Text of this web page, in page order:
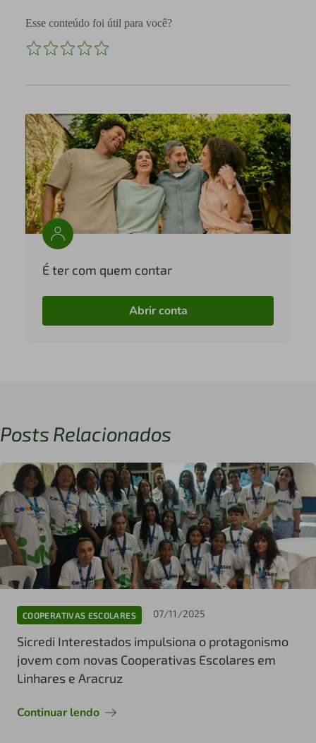
Esse conteúdo foi útil para você?
É ter com quem contar
Abrir conta
Posts Relacionados
COOPERATIVAS ESCOLARES 07/11/2025
Sicredi Interestados impulsiona o protagonismo
jovem com novas Cooperativas Escolares em
Linhares e Aracruz
Continuar lendo